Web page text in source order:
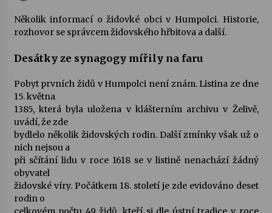
30. 7. 2026
šedesátka: 28. 7.–1. 8. 2026
Jenakaši
Votavžatský ploty
Několik informací o židovké obci v Humpolci. Historie,
rozhovor se správcem židovského hřbitova a další.
Desátky ze synagogy mířily na faru
Pobyt prvních židů v Humpolci není znám. Listina ze dne
15. května
1385, která byla uložena v klášterním archivu v Želivě,
uvádí, že zde
bydlelo několik židovských rodin. Další zmínky však už o
nich nejsou a
při sčítání lidu v roce 1618 se v listině nenachází žádný
obyvatel
židovské víry. Počátkem 18. století je zde evidováno deset
rodin o